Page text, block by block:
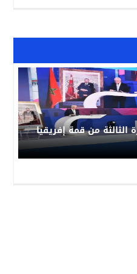
من قمة إفريقيا